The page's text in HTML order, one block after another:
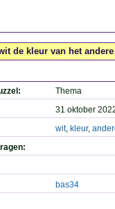
de kleur van het
Thema
31 oktober
wit, kleur,
bas34